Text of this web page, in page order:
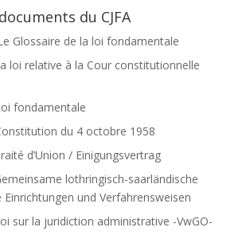
du CJFA
Glossaire de la loi fondamentale
loi relative à la Cour constitutionnelle
fondamentale
du 4 octobre 1958
d’Union / Einigungsvertrag
lothringisch-saarländische
und Verfahrensweisen
sur la juridiction administrative -VwGO-